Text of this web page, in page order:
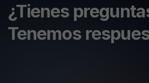
¿Tienes
Tenemos